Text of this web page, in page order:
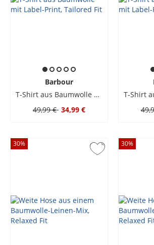
Barbour
T-Shirt aus Baumwolle mit Label-Print, Tailored Fit
49,99 € 34,99 €
30% 30%